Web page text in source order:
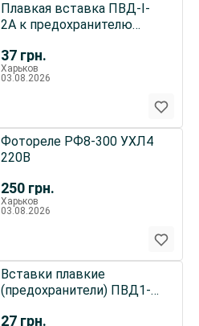
37 грн.
Плавкая вставка ПВД-I-
2А к предохранителю
Харьков
03.08.2026
250 грн.
Фотореле РФ8-300 УХЛ4
220В
Харьков
03.08.2026
27 грн.
Вставки плавкие
(предохранители) ПВД1-6